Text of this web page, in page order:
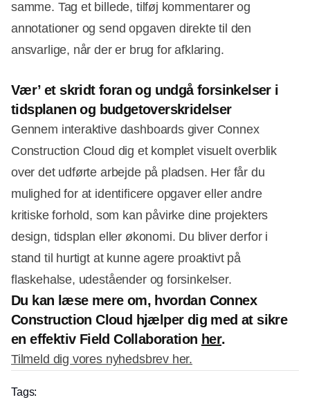
samme. Tag et billede, tilføj kommentarer og
annotationer og send opgaven direkte til den
ansvarlige, når der er brug for afklaring.
Vær’ et skridt foranog undgå forsinkelser i
tidsplanen og budgetoverskridelser
Gennem interaktive dashboards giver Connex
Construction Cloud dig et komplet visuelt overblik
over det udførte arbejde på pladsen. Her får du
mulighed for at identificere opgaver eller andre
kritiske forhold, som kan påvirke dine projekters
design, tidsplan eller økonomi. Du bliver derfor i
stand til hurtigt at kunne agere proaktivt på
flaskehalse, udeståender og forsinkelser.
Du kan læse mere om, hvordan Connex
Construction Cloud hjælper dig med at sikre
en effektiv Field Collaboration her.
Tilmeld dig vores nyhedsbrev her.
Tags: